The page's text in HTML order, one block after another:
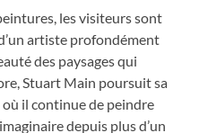
les visiteurs sont
artiste profondément
des paysages qui
Stuart Main poursuit sa
il continue de peindre
depuis plus d’un